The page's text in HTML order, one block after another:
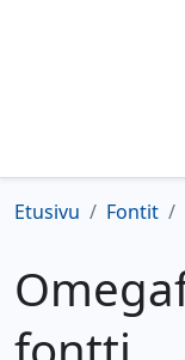
Etusivu Fontit